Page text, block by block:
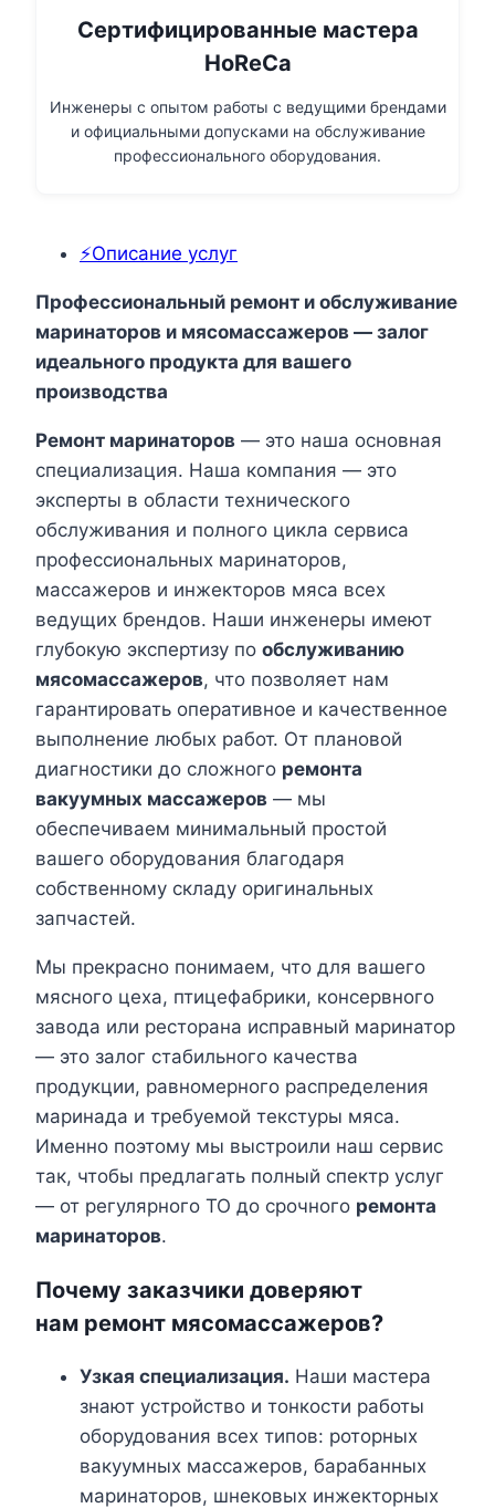
Сертифицированные мастера
HoReCa
Инженеры с опытом работы с ведущими брендами
и официальными допусками на обслуживание
профессионального оборудования.
⚡Описание услуг
Профессиональный ремонт и обслуживание
маринаторов и мясомассажеров — залог
идеального продукта для вашего
производства
Ремонт маринаторов — это наша основная
специализация. Наша компания — это
эксперты в области технического
обслуживания и полного цикла сервиса
профессиональных маринаторов,
массажеров и инжекторов мяса всех
ведущих брендов. Наши инженеры имеют
глубокую экспертизу по обслуживанию
мясомассажеров, что позволяет нам
гарантировать оперативное и качественное
выполнение любых работ. От плановой
диагностики до сложного ремонта
вакуумных массажеров — мы
обеспечиваем минимальный простой
вашего оборудования благодаря
собственному складу оригинальных
запчастей.
Мы прекрасно понимаем, что для вашего
мясного цеха, птицефабрики, консервного
завода или ресторана исправный маринатор
— это залог стабильного качества
продукции, равномерного распределения
маринада и требуемой текстуры мяса.
Именно поэтому мы выстроили наш сервис
так, чтобы предлагать полный спектр услуг
— от регулярного ТО до срочного ремонта
маринаторов.
Почему заказчики доверяют
нам ремонт мясомассажеров?
Узкая специализация. Наши мастера
знают устройство и тонкости работы
оборудования всех типов: роторных
вакуумных массажеров, барабанных
маринаторов, шнековых инжекторных